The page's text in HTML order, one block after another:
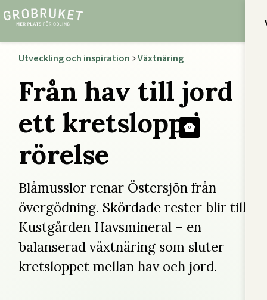
0
Utveckling och inspiration Växtnäring
Från hav till jord
ett kretslopp i
rörelse
Blåmusslor renar Östersjön från
övergödning. Skördade rester blir till
Kustgården Havsmineral – en
balanserad växtnäring som sluter
kretsloppet mellan hav och jord.